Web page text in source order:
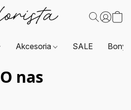
Akcesoria SALE Bony
O nas